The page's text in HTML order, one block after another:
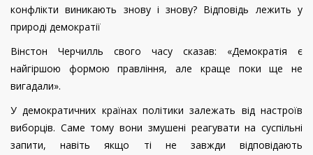
конфлікти виникають знову і знову? Відповідь лежить у
природі демократії
Вінстон Черчилль свого часу сказав: «Демократія є
найгіршою формою правління, але краще поки ще не
вигадали».
У демократичних країнах політики залежать від настроїв
виборців. Саме тому вони змушені реагувати на суспільні
запити, навіть якщо ті не завжди відповідають